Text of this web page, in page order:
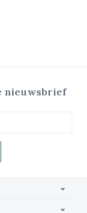
nieuwsbrief